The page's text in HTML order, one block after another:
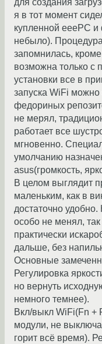
для создания
я в тот момент
купленной еееРС и
небыло).
запомнилась, кроме
возможна только с
установки все в
запуска WiFi
федориных
не мерял,
работает все
мгновенно.
умолчанию
asus(громкость,
В целом выглядит
маленьким, как в
достаточно
особо не менял,
практически
дальше, без
Основные
Регулировка
но вернуть
немного темнее).
Вкл/выкл WiFi(Fn +
модули, не
горит всё время).